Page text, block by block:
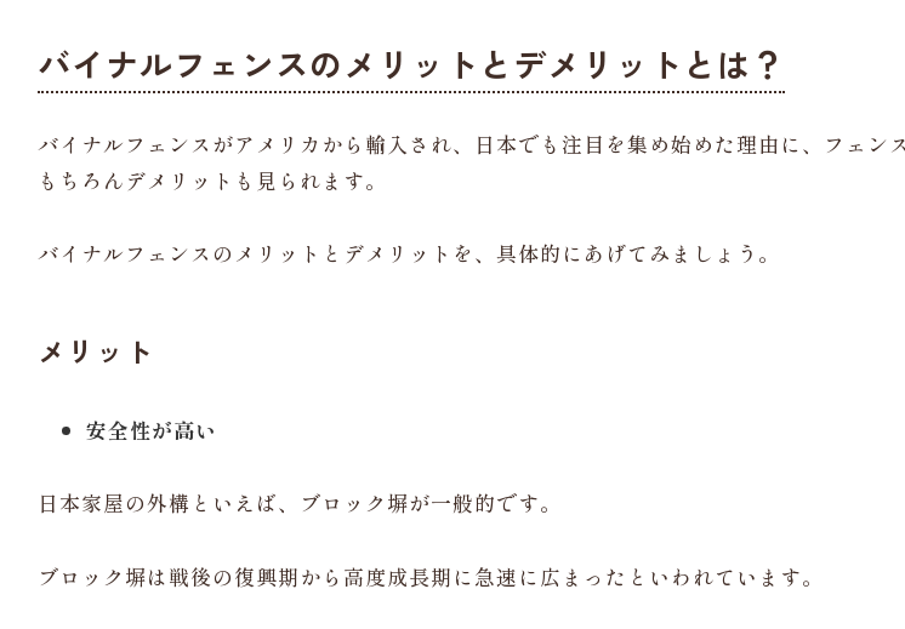
バイナルフェンスのメリットとデメリットとは？
バイナルフェンスがアメリカから輸入され、日本でも注目を集め始めた理由に、フェン
もちろんデメリットも見られます。
バイナルフェンスのメリットとデメリットを、具体的にあげてみましょう。
メリット
安全性が高い
日本家屋の外構といえば、ブロック塀が一般的です。
ブロック塀は戦後の復興期から高度成長期に急速に広まったといわれています。